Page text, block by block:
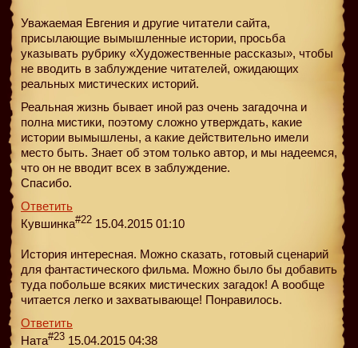
Уважаемая Евгения и другие читатели сайта,
присылающие вымышленные истории, просьба
указывать рубрику «Художественные рассказы», чтобы
не вводить в заблуждение читателей, ожидающих
реальных мистических историй.
Реальная жизнь бывает иной раз очень загадочна и
полна мистики, поэтому сложно утверждать, какие
истории вымышлены, а какие действительно имели
место быть. Знает об этом только автор, и мы надеемся,
что он не вводит всех в заблуждение.
Спасибо.
Ответить
Кувшинка#22 15.04.2015 01:10
История интересная. Можно сказать, готовый сценарий
для фантастического фильма. Можно было бы добавить
туда побольше всяких мистических загадок! А вообще
читается легко и захватывающе! Понравилось.
Ответить
Ната#23 15.04.2015 04:38